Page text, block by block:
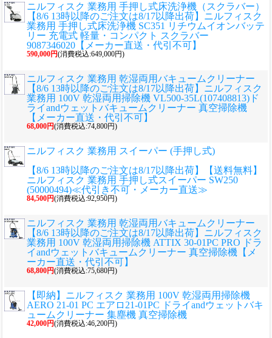
ニルフィスク 業務用 手押し式床洗浄機（スクラバー）
【8/6 13時以降のご注文は8/17以降出荷】ニルフィスク
業務用 手押し式床洗浄機 SC351 リチウムイオンバッテ
リー 充電式 軽量・コンパクト スクラバー
9087346020【メーカー直送・代引不可】
590,000円(消費税込:649,000円)
ニルフィスク 業務用 乾湿両用バキュームクリーナー
【8/6 13時以降のご注文は8/17以降出荷】ニルフィスク
業務用 100V 乾湿両用掃除機 VL500-35L(107408813)ド
ライandウェットバキュームクリーナー 真空掃除機
【メーカー直送・代引不可】
68,000円(消費税込:74,800円)
ニルフィスク 業務用 スイーパー (手押し式)
【8/6 13時以降のご注文は8/17以降出荷】【送料無料】
ニルフィスク 業務用 手押し式スイーパー SW250
(50000494)≪代引き不可・メーカー直送≫
84,500円(消費税込:92,950円)
ニルフィスク 業務用 乾湿両用バキュームクリーナー
【8/6 13時以降のご注文は8/17以降出荷】ニルフィスク
業務用 100V 乾湿両用掃除機 ATTIX 30-01PC PRO ドラ
イandウェットバキュームクリーナー 真空掃除機【メ
ーカー直送・代引不可】
68,800円(消費税込:75,680円)
【即納】ニルフィスク 業務用 100V 乾湿両用掃除機
AERO 21-01 PC エアロ21-01PC ドライandウェットバキ
ュームクリーナー 集塵機 真空掃除機
42,000円(消費税込:46,200円)